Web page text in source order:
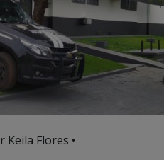
Keila Flores •